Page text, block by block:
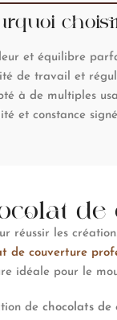
et équilibre
de travail et
à de multiples
et constance
de
réussir les
de couverture
idéale pour le
de chocolats de